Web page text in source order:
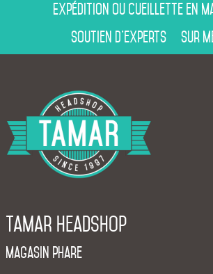
Expédition ou cueillette en
Soutien d’experts
Sur
Tamar Headshop
Magasin phare